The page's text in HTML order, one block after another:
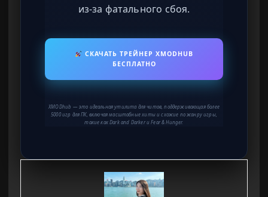
из-за фатального сбоя.
СКАЧАТЬ ТРЕЙНЕР XMODHUB
БЕСПЛАТНО
XMODhub — это идеальная утилита для читов, поддерживающая более
5000 игр для ПК, включая масштабные хиты и схожие по жанру игры,
такие как Dark and Darker и Fear & Hunger.